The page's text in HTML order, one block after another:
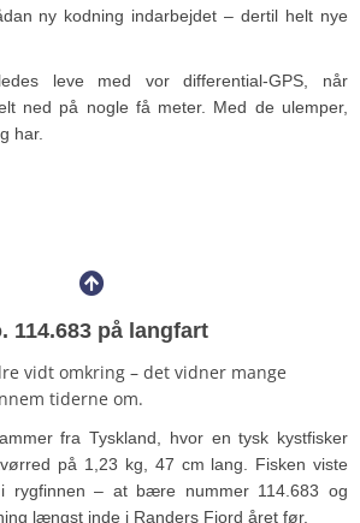
ny kodning indarbejdet – dertil helt nye
leve med vor differential-GPS, når
ned på nogle få meter. Med de ulemper,
har.
114.683 på langfart
vidt omkring – det vidner mange
tiderne om.
fra Tyskland, hvor en tysk kystfisker
på 1,23 kg, 47 cm lang. Fisken viste
– at bære nummer 114.683 og
længst inde i Randers Fjord året før.